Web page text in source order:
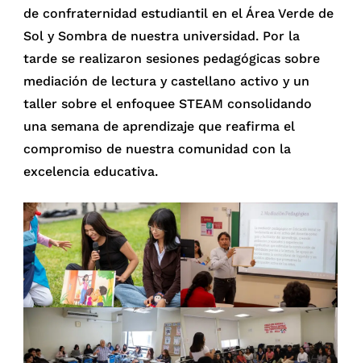
de confraternidad estudiantil en el Área Verde de
Sol y Sombra de nuestra universidad. Por la
tarde se realizaron sesiones pedagógicas sobre
mediación de lectura y castellano activo y un
taller sobre el enfoquee STEAM consolidando
una semana de aprendizaje que reafirma el
compromiso de nuestra comunidad con la
excelencia educativa.